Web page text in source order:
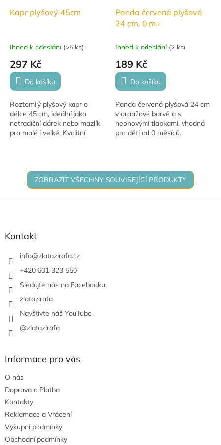
Kapr plyšový 45cm
Ihned k odeslání (>5 ks)
297 Kč
Do košíku
Roztomilý plyšový kapr o
délce 45 cm, ideální jako
netradiční dárek nebo mazlík
pro malé i velké. Kvalitní
Panda červená plyšová
24 cm, 0 m+
Ihned k odeslání (2 ks)
189 Kč
Do košíku
Panda červená plyšová 24 cm
v oranžové barvě a s
neonovými tlapkami, vhodná
pro děti od 0 měsíců.
ZOBRAZIT VŠECHNY SOUVISEJÍCÍ PRODUKTY
Z
Kontakt
info@zlatazirafa.cz
+420 601 323 550
Sledujte nás na Facebooku
zlatazirafa
Navštivte náš YouTube
@zlatazirafa
Informace pro vás
O nás
Doprava a Platba
Kontakty
Reklamace a Vrácení
Výkupní podmínky
Obchodní podmínky